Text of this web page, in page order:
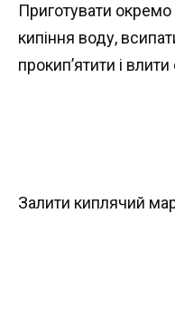
Приготувати
кипіння воду,
прокип’ятити і влити
Залити киплячий